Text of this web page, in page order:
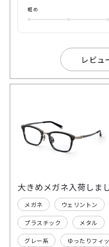
軽め
レビュ
大きめメガネ入荷しま
メガネ ウェリントン
プラスチック メタル
グレー系 ゆったりフィ